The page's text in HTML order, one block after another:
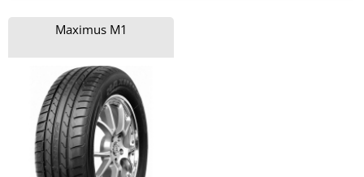
Maximus M1